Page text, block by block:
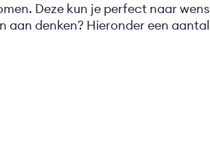
Deze kun je perfect naar wens
aan denken? Hieronder een aantal